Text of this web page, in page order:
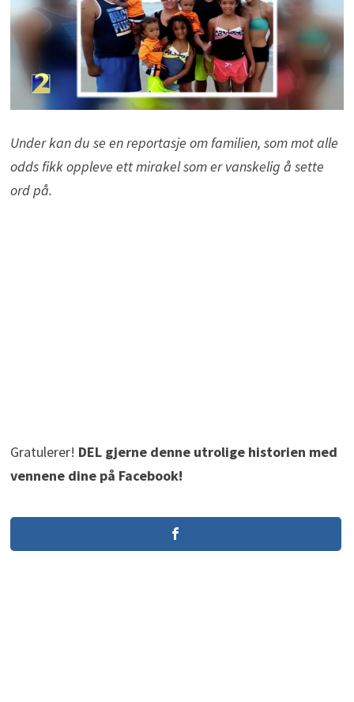
Under kan du se en reportasje om familien, som mot alle
odds fikk oppleve ett mirakel som er vanskelig å sette
ord på.
Gratulerer! DEL gjerne denne utrolige historien med
vennene dine på Facebook!